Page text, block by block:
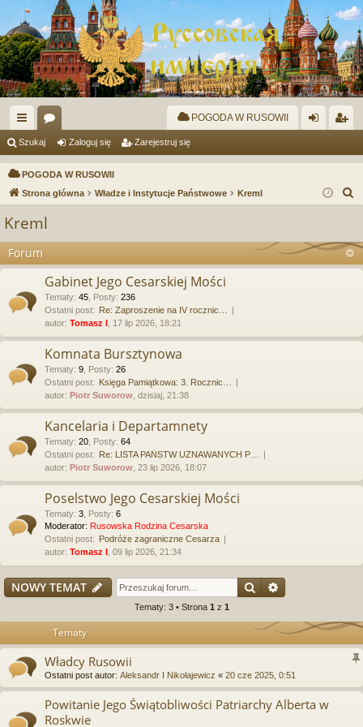
ię
ce
j
or
a
POGODA W RUSOWII
og
ę
ej
es
j
si
Szukaj Zaloguj się Zarejestruj się
POGODA W RUSOWII
Strona główna
Władze i Instytucje Państwowe Kreml
k
a
Kreml
Forum
Gabinet Jego Cesarskiej Mości
Tematy: 45 Posty: 236
Ostatni post: Re: Zaproszenie na IV rocznic…
autor: Tomasz I , 17 lip 2026, 18:21
Komnata Bursztynowa
Tematy: 9 Posty: 26
Ostatni post: Księga Pamiątkowa: 3. Rocznic…
autor: Piotr Suworow , dzisiaj, 21:38
Kancelaria i Departamnety
Tematy: 20 Posty: 64
Ostatni post: Re: LISTA PAŃSTW UZNAWANYCH P…
autor: Piotr Suworow , 23 lip 2026, 18:07
Poselstwo Jego Cesarskiej Mości
Tematy: 3 Posty: 6
Moderator: Rusowska Rodzina Cesarska
Ostatni post: Podróże zagraniczne Cesarza
autor: Tomasz I , 09 lip 2026, 21:34
NOWY TEMAT Szukaj
Tematy: 3 • Strona 1 z 1
Tematy
Władcy Rusowii
Ostatni post autor: Aleksandr I Nikołajewicz « 20 cze 2025, 0:51
Powitanie Jego Świątobliwości Patriarchy Alberta w
Roskwie